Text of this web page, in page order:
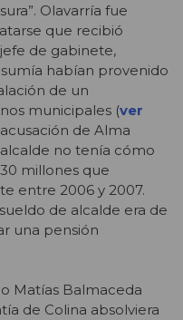
Olavarría fue
que recibió
de gabinete,
habían provenido
de un
municipales (ver
de Alma
no tenía cómo
millones que
entre 2006 y 2007.
de alcalde era de
una pensión
Matías Balmaceda
de Colina absolviera